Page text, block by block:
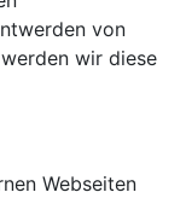
von
wir diese
Webseiten